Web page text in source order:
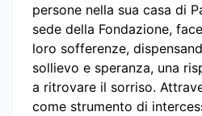
persone nella sua casa di
sede della Fondazione,
loro sofferenze,
sollievo e speranza, una
a ritrovare il sorriso.
come strumento di